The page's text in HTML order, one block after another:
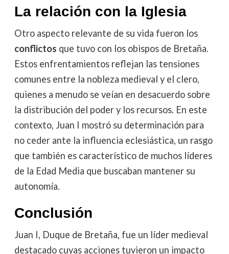
La relación con la Iglesia
Otro aspecto relevante de su vida fueron los
conflictos que tuvo con los obispos de Bretaña.
Estos enfrentamientos reflejan las tensiones
comunes entre la nobleza medieval y el clero,
quienes a menudo se veían en desacuerdo sobre
la distribución del poder y los recursos. En este
contexto, Juan I mostró su determinación para
no ceder ante la influencia eclesiástica, un rasgo
que también es característico de muchos líderes
de la Edad Media que buscaban mantener su
autonomía.
Conclusión
Juan I, Duque de Bretaña, fue un líder medieval
destacado cuyas acciones tuvieron un impacto